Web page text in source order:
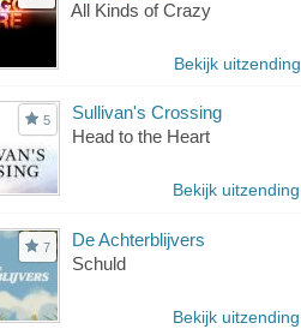
All Kinds of Crazy
Bekijk uitzending
5
Sullivan's Crossing
Head to the Heart
Bekijk uitzending
7
De Achterblijvers
Schuld
Bekijk uitzending